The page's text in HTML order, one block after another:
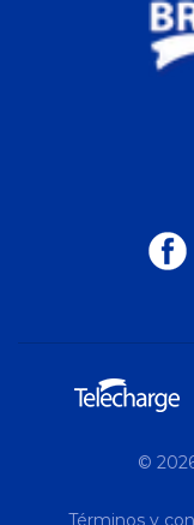
©
Términos y